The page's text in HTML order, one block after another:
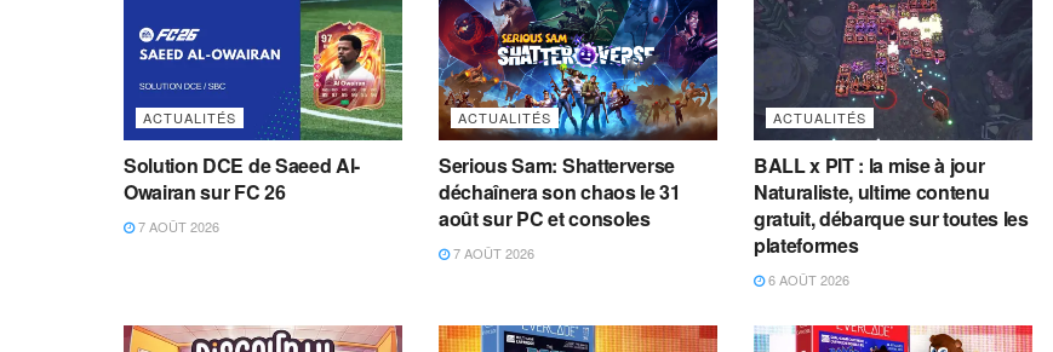
ACTUALITÉS
Solution DCE de Saeed Al-
Owairan sur FC 26
7 AOÛT 2026
ACTUALITÉS
Serious Sam: Shatterverse
déchaînera son chaos le 31
août sur PC et consoles
7 AOÛT 2026
ACTUALITÉS
BALL x PIT : la mise à jour
Naturaliste, ultime contenu
gratuit, débarque sur toutes les
plateformes
6 AOÛT 2026